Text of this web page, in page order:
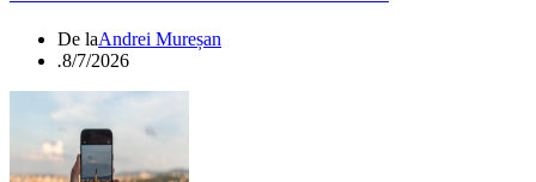
De laAndrei Mureșan
.8/7/2026